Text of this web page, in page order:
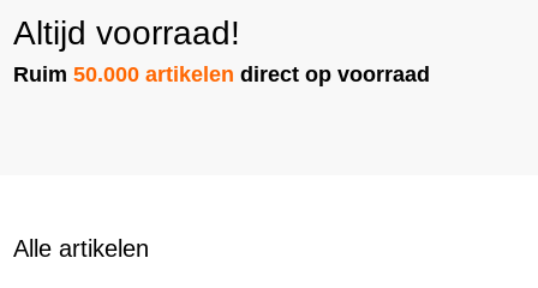
Altijd voorraad!
Ruim50.000 artikelen direct op voorraad
Alle artikelen